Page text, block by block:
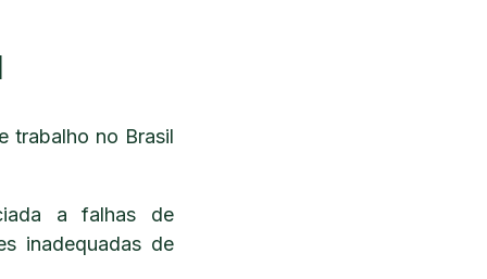
trabalho no Brasil
a falhas de
inadequadas de